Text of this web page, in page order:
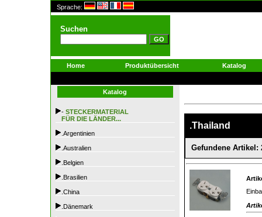
Sprache:
Suchen
Home Produktübersicht Katalog
Katalog
- STECKERMATERIAL
FÜR DIE LÄNDER...
.Argentinien
.Australien
.Belgien
.Brasilien
.China
.Dänemark
.Thailand
Gefundene Artikel: